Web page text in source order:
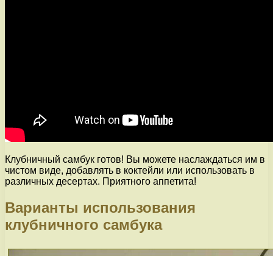
Клубничный самбук готов! Вы можете наслаждаться им в
чистом виде, добавлять в коктейли или использовать в
различных десертах. Приятного аппетита!
Варианты использования
клубничного самбука